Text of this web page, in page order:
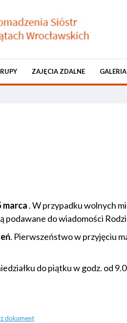
ZAJĘCIA ZDALNE GALERIA
marca . W przypadku wolnych
do wiadomości
. Pierwszeństwo w przyjęciu
do piątku w godz. od
dokument